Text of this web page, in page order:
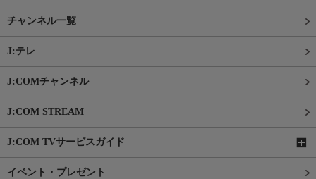
チャンネル一覧
J:テレ
J:COMチャンネル
J:COM STREAM
J:COM TVサービスガイド
イベント・プレゼント